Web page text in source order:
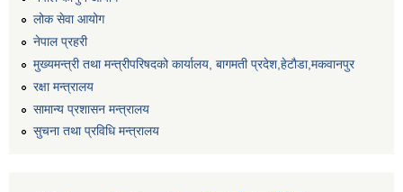
लोक सेवा आयोग
नेपाल प्रहरी
मुख्यमन्त्री तथा मन्त्रीपरिषदको कार्यालय, बागमती प्रदेश,हेटाैडा,मकवानपुर
रक्षा मन्त्रालय
सामान्य प्रशासन मन्त्रालय
सुचना तथा प्रविधि मन्त्रालय